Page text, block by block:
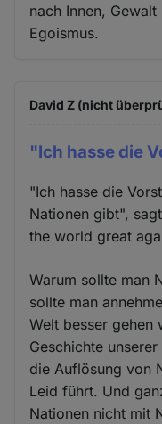
nach Innen,
Egoismus.
David Z (nicht
"Ich hasse die
"Ich hasse die
Nationen gibt",
the world great
Warum sollte man
sollte man
Welt besser gehen
Geschichte
die Auflösung von
Leid führt. Und
Nationen nicht mit